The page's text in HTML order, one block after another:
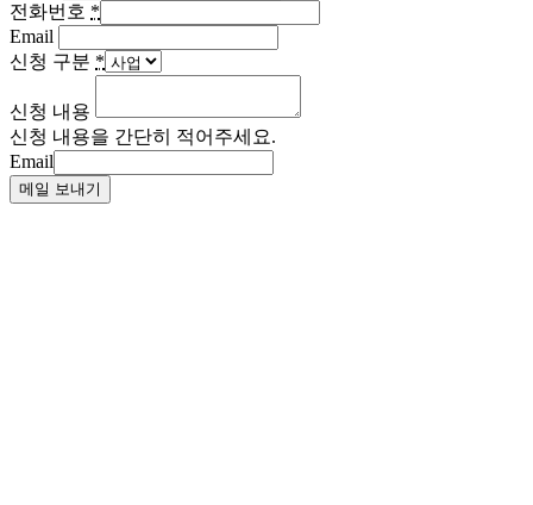
전화번호 *
Email
신청 구분 *
신청 내용
신청 내용을 간단히 적어주세요.
Email
메일 보내기